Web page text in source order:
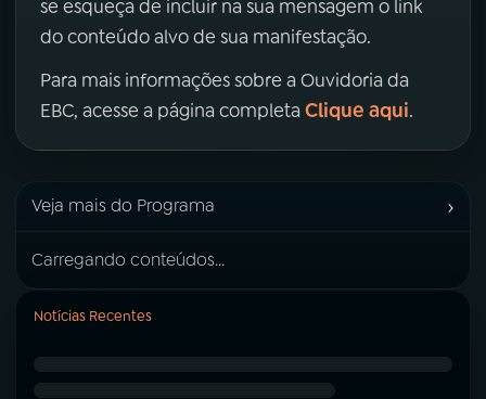
se esqueça de incluir na sua mensagem o link
do conteúdo alvo de sua manifestação.
Para mais informações sobre a Ouvidoria da
EBC, acesse a página completa Clique aqui.
Veja mais do Programa ›
Carregando conteúdos...
Notícias Recentes